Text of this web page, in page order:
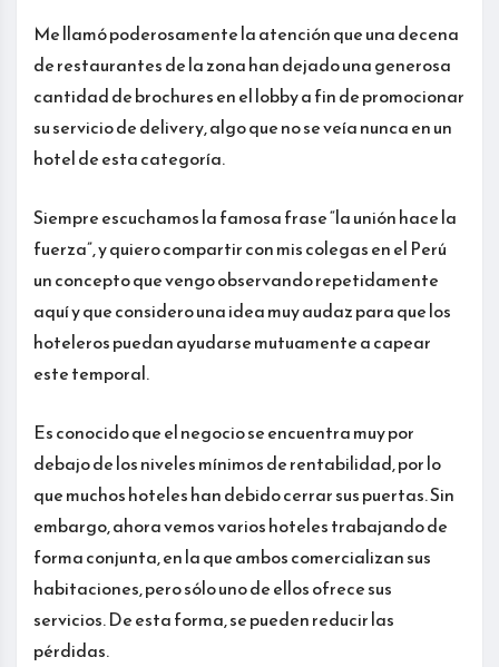
Me llamó poderosamente la atención que una decena
de restaurantes de la zona han dejado una generosa
cantidad de brochures en el lobby a fin de promocionar
su servicio de delivery, algo que no se veía nunca en un
hotel de esta categoría.
Siempre escuchamos la famosa frase “la unión hace la
fuerza”, y quiero compartir con mis colegas en el Perú
un concepto que vengo observando repetidamente
aquí y que considero una idea muy audaz para que los
hoteleros puedan ayudarse mutuamente a capear
este temporal.
Es conocido que el negocio se encuentra muy por
debajo de los niveles mínimos de rentabilidad, por lo
que muchos hoteles han debido cerrar sus puertas. Sin
embargo, ahora vemos varios hoteles trabajando de
forma conjunta, en la que ambos comercializan sus
habitaciones, pero sólo uno de ellos ofrece sus
servicios. De esta forma, se pueden reducir las
pérdidas.